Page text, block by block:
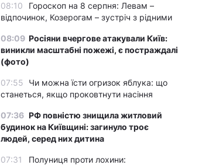
08:10
Гороскоп на 8 серпня: Левам –
відпочинок, Козерогам – зустріч з рідними
08:09 Росіяни вчергове атакували Київ:
виникли масштабні пожежі, є постраждалі
(фото)
07:55
Чи можна їсти огризок яблука: що
станеться, якщо проковтнути насіння
07:36 РФ повністю знищила житловий
будинок на Київщині: загинуло троє
людей, серед них дитина
07:31
Полуниця проти лохини: